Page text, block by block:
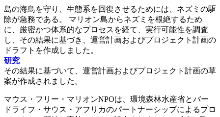
島の海鳥を守り、生態系を回復させるためには、ネズミの駆
除が急務である。 マリオン島からネズミを根絶するため
に、厳密かつ体系的なプロセスを経て、実行可能性を調査
し、その結果に基づき、運営計画およびプロジェクト計画の
ドラフトを作成しました。
研究
その結果に基づいて、運営計画およびプロジェクト計画の草
案が作成されました。
マウス・フリー・マリオンNPOは、環境森林水産省とバー
ドライフ・サウス・アフリカのパートナーシップによるプロ